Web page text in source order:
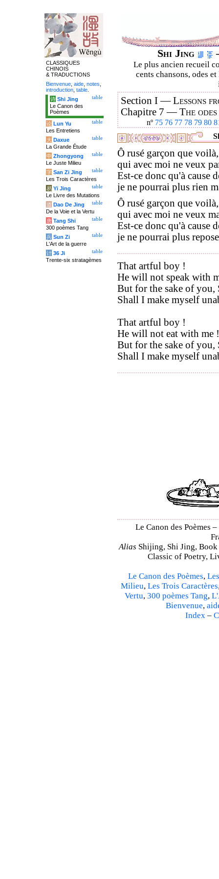
Shi Jing
Le plus ancien recueil
cents chansons, odes
Section I —Lessons
Chapitre 7 —The
nº 75 76 77 78 79 80
Ô rusé garçon que voilà,
qui avec moi ne veux
Est-ce donc qu'à cause
je ne pourrai plus rien
Ô rusé garçon que voilà,
qui avec moi ne veux
Est-ce donc qu'à cause
je ne pourrai plus
That artful boy !
He will not speak with
But for the sake of you,
Shall I make myself
That artful boy !
He will not eat with me !
But for the sake of you,
Shall I make myself
Le Canon des Poèmes
Alias Shijing, Shi Jing,
Classic of Poetry,
Le Canon des Poèmes,
Milieu, Les Trois Caractères
Vertu, 300 poèmes Tang,
Bienvenue,
Index –
CLASSIQUES
CHINOIS
& TRADUCTIONS
Bienvenue aide notes
introduction table
table
诗 Shi Jing
Le Canon des
Poèmes
table
论 Lun Yu
Les Entretiens
table
大 Daxue
La Grande Étude
table
中 Zhongyong
Le Juste Milieu
table
字 San Zi Jing
Les Trois Caractères
table
易 Yi Jing
Le Livre des Mutations
table
道 Dao De Jing
De la Voie et la Vertu
table
唐 Tang Shi
300 poèmes Tang
table
兵 Sun Zi
L'Art de la guerre
table
计 36 Ji
Trente-six stratagèmes